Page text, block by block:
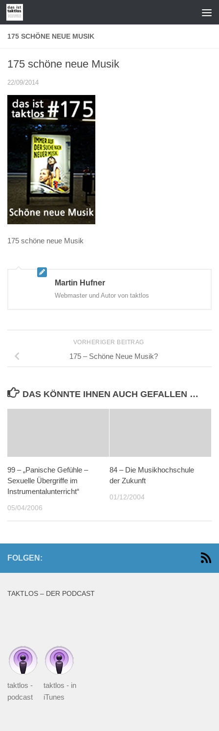
Zum Inhalt springen
175 SCHÖNE NEUE MUSIK
175 schöne neue Musik
22/09/2014
175 schöne neue Musik
Martin Hufner
Webmaster und Autor von taktlos
VORHERIGER BEITRAG
175 – Schöne Neue Musik?
DAS KÖNNTE IHNEN AUCH GEFALLEN …
99 – „Panische Gefühle –
Sexuelle Übergriffe im
Instrumentalunterricht“
05/04/2006
84 – Die Musikhochschule
der Zukunft
01/12/2004
FOLGEN:
TAKTLOS – DER PODCAST
taktlos -
podcast
taktlos - in
iTunes